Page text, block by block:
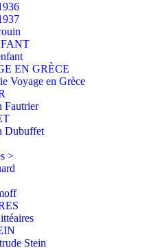
EN GRÈCE
Voyage en Grèce
Fautrier
Dubuffet
>
Stein